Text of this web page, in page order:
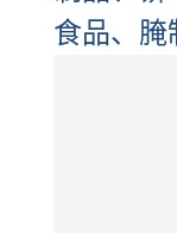
食品、腌